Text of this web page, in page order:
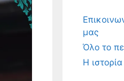
μας
Όλο το
Η